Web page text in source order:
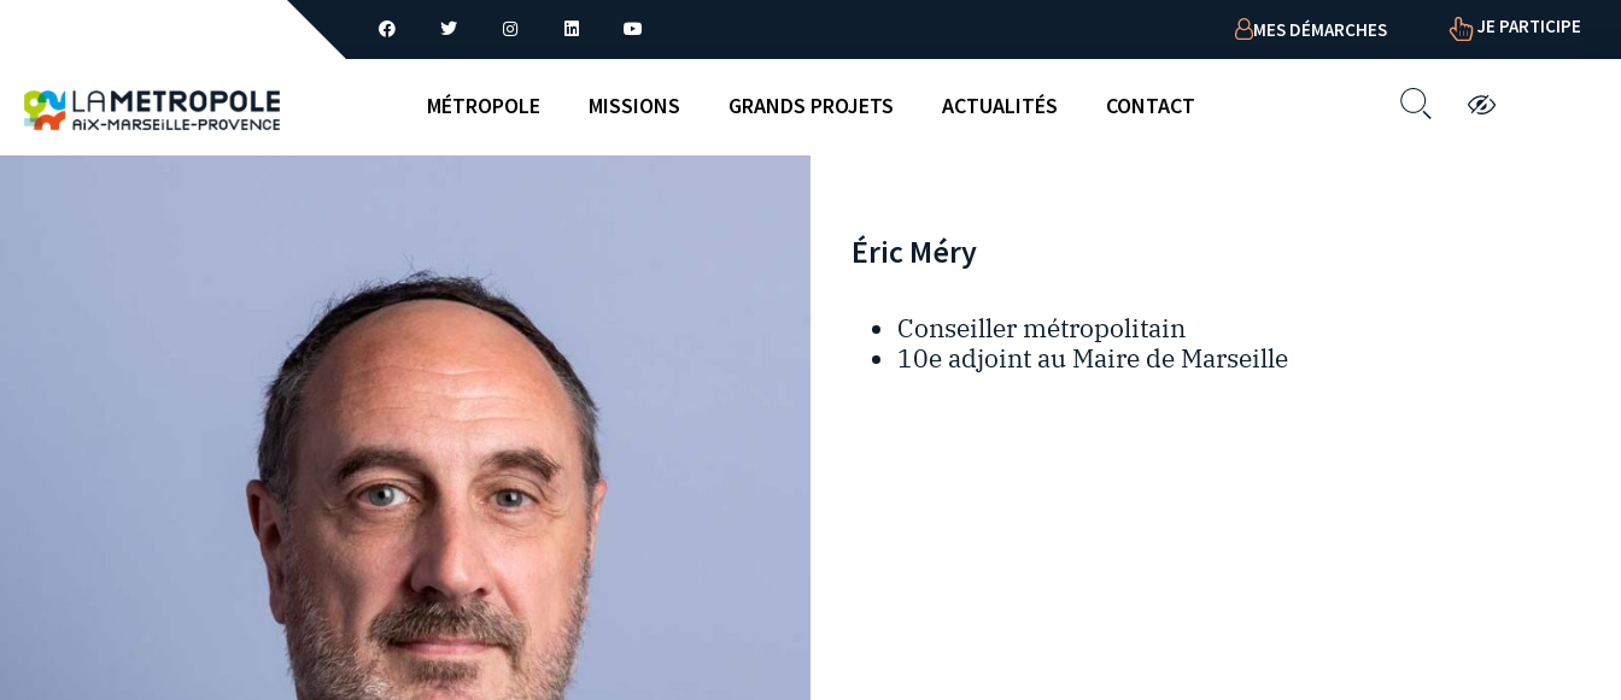
MES DÉMARCHES JE PARTICIPE
MÉTROPOLE MISSIONS GRANDS PROJETS ACTUALITÉS CONTACT
Éric Méry
Conseiller métropolitain
10e adjoint au Maire de Marseille